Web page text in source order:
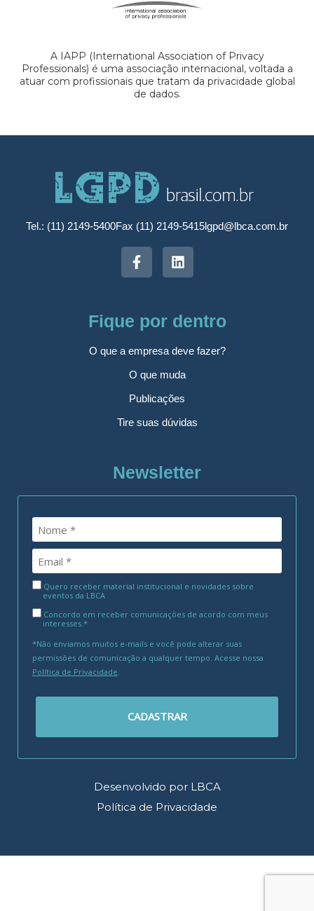
A IAPP (International Association of Privacy
Professionals) é uma associação internacional, voltada a
atuar com profissionais que tratam da privacidade global
de dados.
Tel.: (11) 2149-5400Fax (11) 2149-5415lgpd@lbca.com.br
Fique por dentro
O que a empresa deve fazer?
O que muda
Publicações
Tire suas dúvidas
Newsletter
Quero receber material institucional e novidades sobre
eventos da LBCA
Concordo em receber comunicações de acordo com meus
interesses.*
*Não enviamos muitos e-mails e você pode alterar suas
permissões de comunicação a qualquer tempo. Acesse nossa
Política de Privacidade
CADASTRAR
Desenvolvido por LBCA
Política de Privacidade